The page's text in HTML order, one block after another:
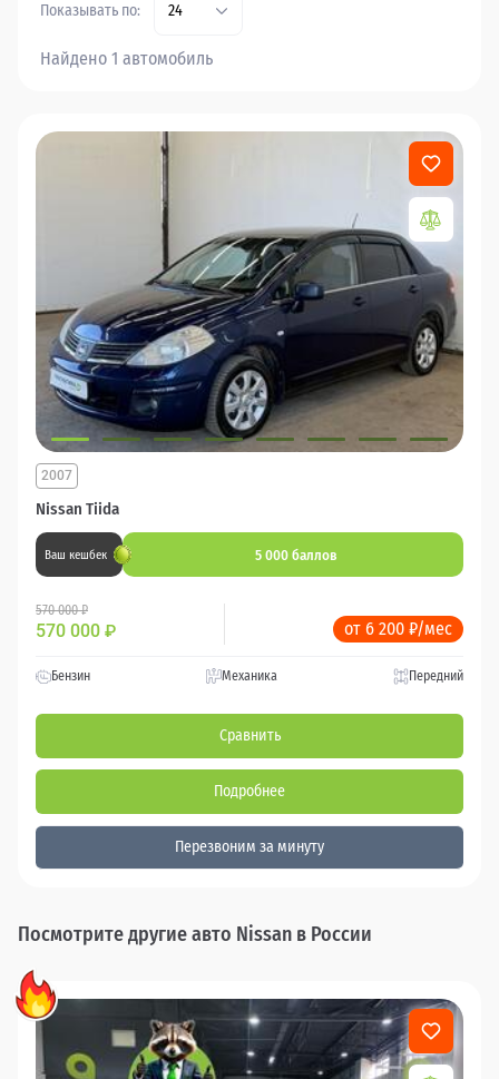
Показывать по: 24
Найдено 1 автомобиль
Nissan Tiida
2007
Ваш кешбек 5 000 баллов
570 000 ₽
570 000 ₽ от 6 200 ₽/мес
Бензин Механика Передний
Сравнить
Подробнее
Перезвоним за минуту
Посмотрите другие авто Nissan в России